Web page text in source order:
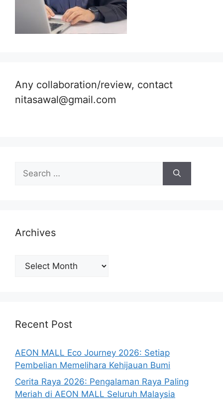
Any collaboration/review, contact
nitasawal@gmail.com
for:
Archives
Archives
Recent Post
AEON MALL Eco Journey 2026: Setiap
Pembelian Memelihara Kehijauan Bumi
Cerita Raya 2026: Pengalaman Raya Paling
Meriah di AEON MALL Seluruh Malaysia